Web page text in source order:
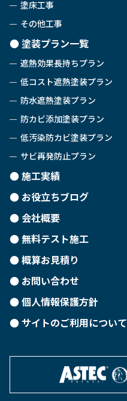
塗床工事
その他工事
塗装プラン一覧
遮熱効果長持ちプラン
低コスト遮熱塗装プラン
防水遮熱塗装プラン
防カビ添加塗装プラン
低汚染防カビ塗装プラン
サビ再発防止プラン
施工実績
お役立ちブログ
会社概要
無料テスト施工
概算お見積り
お問い合わせ
個人情報保護方針
サイトのご利用について